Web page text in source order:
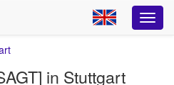
in Stuttgart